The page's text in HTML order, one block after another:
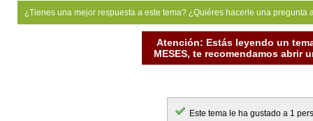
¿Tienes una mejor respuesta a este tema? ¿Quiéres hacerle una
Atención: Estás leyendo un
MESES, te recomendamos abrir
Este tema le ha gustado a 1